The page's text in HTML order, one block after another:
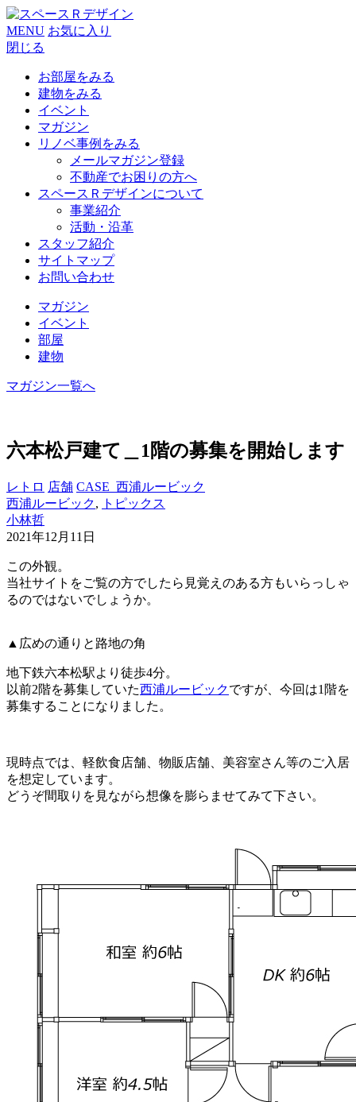
MENU お気に入り
閉じる
お部屋をみる
建物をみる
イベント
マガジン
リノベ事例をみる
メールマガジン登録
不動産でお困りの方へ
スペースＲデザインについて
事業紹介
活動・沿革
スタッフ紹介
サイトマップ
お問い合わせ
マガジン
イベント
部屋
建物
マガジン一覧へ
六本松戸建て＿1階の募集を開始します
レトロ 店舗 CASE_西浦ルービック
西浦ルービック,
トピックス
小林哲
2021年12月11日
この外観。
当社サイトをご覧の方でしたら見覚えのある方もいらっしゃ
るのではないでしょうか。
▲広めの通りと路地の角
地下鉄六本松駅より徒歩4分。
以前2階を募集していた西浦ルービックですが、今回は1階を
募集することになりました。
現時点では、軽飲食店舗、物販店舗、美容室さん等のご入居
を想定しています。
どうぞ間取りを見ながら想像を膨らませてみて下さい。